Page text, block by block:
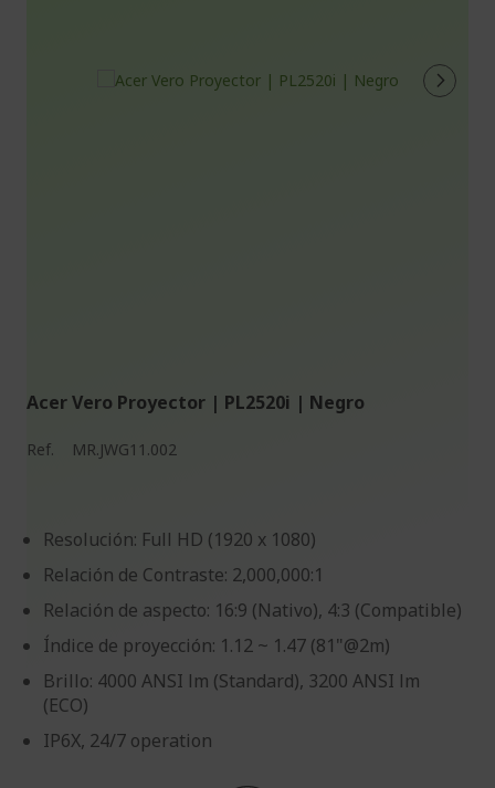
Acer Vero Proyector | PL2520i | Negro
Ref. MR.JWG11.002
Resolución: Full HD (1920 x 1080)
Relación de Contraste: 2,000,000:1
Relación de aspecto: 16:9 (Nativo), 4:3 (Compatible)
Índice de proyección: 1.12 ~ 1.47 (81"@2m)
Brillo: 4000 ANSI lm (Standard), 3200 ANSI lm
(ECO)
IP6X, 24/7 operation